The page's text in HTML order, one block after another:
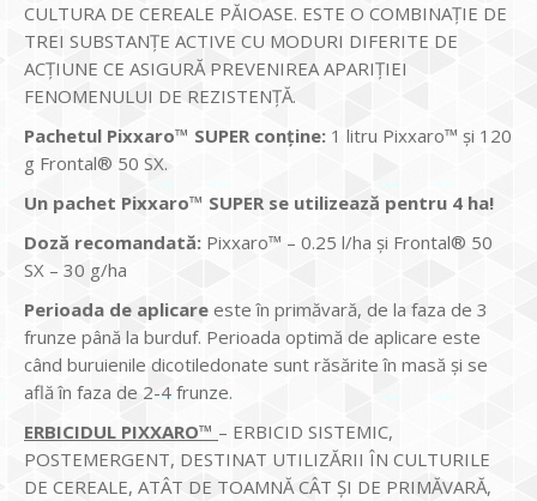
CULTURA DE CEREALE PĂIOASE. ESTE O COMBINAȚIE DE
TREI SUBSTANȚE ACTIVE CU MODURI DIFERITE DE
ACȚIUNE CE ASIGURĂ PREVENIREA APARIȚIEI
FENOMENULUI DE REZISTENȚĂ.
Pachetul Pixxaro™ SUPER conține: 1 litru Pixxaro™ și 120
g Frontal® 50 SX.
Un pachet Pixxaro™ SUPER se utilizează pentru 4 ha!
Doză recomandată: Pixxaro™ – 0.25 l/ha și Frontal® 50
SX – 30 g/ha
Perioada de aplicare este în primăvară, de la faza de 3
frunze până la burduf. Perioada optimă de aplicare este
când buruienile dicotiledonate sunt răsărite în masă și se
află în faza de 2-4 frunze.
ERBICIDUL PIXXARO™ – ERBICID SISTEMIC,
POSTEMERGENT, DESTINAT UTILIZĂRII ÎN CULTURILE
DE CEREALE, ATÂT DE TOAMNĂ CÂT ȘI DE PRIMĂVARĂ,